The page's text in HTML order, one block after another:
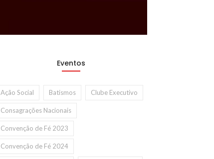
Eventos
Ação Social Batismos Clube Executivo
Consagrações Nacionais
Convenção de Fé 2023
Convenção de Fé 2024